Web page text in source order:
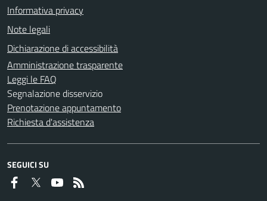
Informativa privacy
Note legali
Dichiarazione di accessibilità
Amministrazione trasparente
Leggi le FAQ
Segnalazione disservizio
Prenotazione appuntamento
Richiesta d'assistenza
SEGUICI SU